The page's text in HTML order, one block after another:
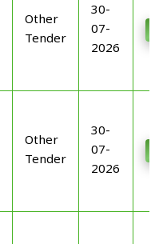
Other
Tender
30-
07-
2026
Other
Tender
30-
07-
2026